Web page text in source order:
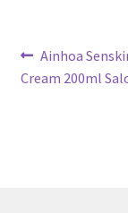
Bericht
navigatie
Vorig
bericht:
Ainhoa
Cream 200ml